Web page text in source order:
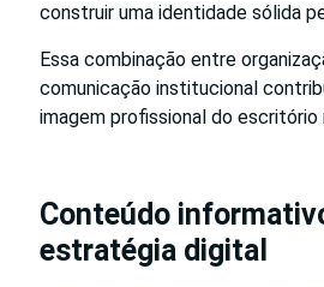
construir uma identidade sólida
Essa combinação entre
comunicação institucional
imagem profissional do
Conteúdo
estratégia digital